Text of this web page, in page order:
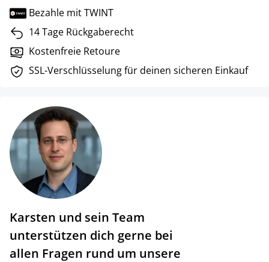
Bezahle mit TWINT
14 Tage Rückgaberecht
Kostenfreie Retoure
SSL-Verschlüsselung für deinen sicheren Einkauf
Karsten und sein Team
unterstützen dich gerne bei
allen Fragen rund um unsere